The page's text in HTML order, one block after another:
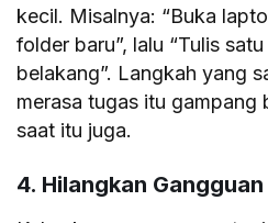
kecil. Misalnya: “Buka
folder baru”, lalu “Tulis
belakang”. Langkah yang
merasa tugas itu gampang
saat itu juga.
4. Hilangkan Gangguan